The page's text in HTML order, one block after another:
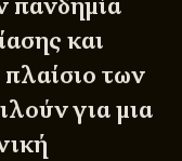
και
των
για μια